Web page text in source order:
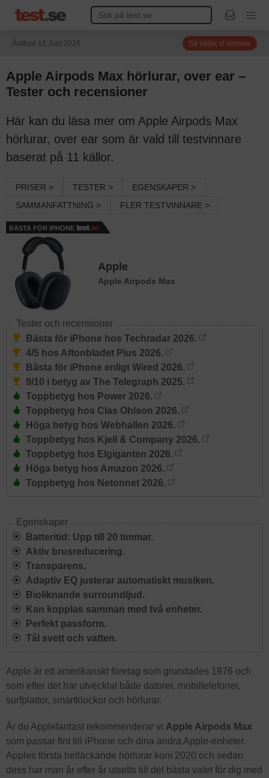
Ändrad 12 Juni 2026 Så väljer vi vinnare
Apple Airpods Max hörlurar, over ear –
Tester och recensioner
Här kan du läsa mer om Apple Airpods Max
hörlurar, over ear som är vald till testvinnare
baserat på 11 källor.
PRISER > TESTER >
EGENSKAPER >
SAMMANFATTNING >
FLER TESTVINNARE >
BÄSTA FÖR IPHONE
Apple
Apple Airpods Max
Tester och recensioner
Bästa för iPhone hos Techradar 2026.
4/5 hos Aftonbladet Plus 2026.
Bästa för iPhone enligt Wired 2026.
9/10 i betyg av The Telegraph 2025.
Toppbetyg hos Power 2026.
Toppbetyg hos Clas Ohlson 2026.
Höga betyg hos Webhallen 2026.
Toppbetyg hos Kjell & Company 2026.
Toppbetyg hos Elgiganten 2026.
Höga betyg hos Amazon 2026.
Toppbetyg hos Netonnet 2026.
Egenskaper
Batteritid: Upp till 20 timmar.
Aktiv brusreducering.
Transparens.
Adaptiv EQ justerar automatiskt musiken.
Bioliknande surroundljud.
Kan kopplas samman med två enheter.
Perfekt passform.
Tål svett och vatten.
Apple är ett amerikanskt företag som grundades 1976 och
som efter det har utvecklat både datorer, mobiltelefoner,
surfplattor, smartklockor och hörlurar.
Är du Applefantast rekommenderar vi Apple Airpods Max
som passar fint till iPhone och dina andra Apple-enheter.
Apples första heltäckande hörlurar kom 2020 och sedan
dess har man år efter år utsetts till det bästa valet för dig med